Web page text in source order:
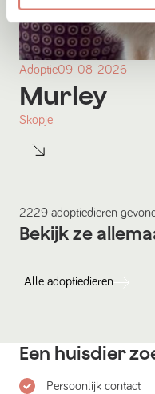
Adoptie09-08-2026
Murley
Skopje
2229 adoptiedieren
Bekijk ze
Alle adoptiedieren
Een huisdier
Persoonlijk contact